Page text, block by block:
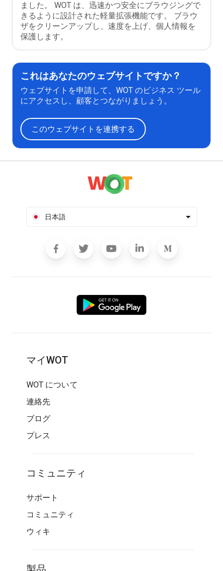
ました。 WOT は、迅速かつ安全にブラウジングで
きるように設計された軽量拡張機能です。 ブラウ
ザをクリーンアップし、速度を上げ、個人情報を
保護します。
これはあなたのウェブサイトですか？
ウェブサイトを申請して、WOT のビジネス ツール
にアクセスし、顧客とつながりましょう。
このウェブサイトを連携する
日本語
マイWOT
WOT について
連絡先
ブログ
プレス
コミュニティ
サポート
コミュニティ
ウィキ